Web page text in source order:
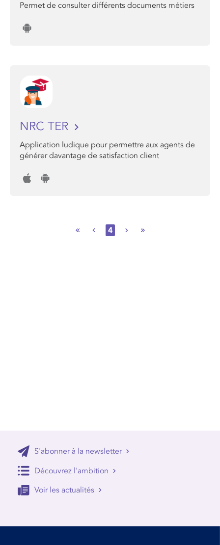
Permet de consulter différents documents métiers
NRC TER
Application ludique pour permettre aux agents de
générer davantage de satisfaction client
4
S'abonner à la newsletter
Découvrez l'ambition
Voir les actualités